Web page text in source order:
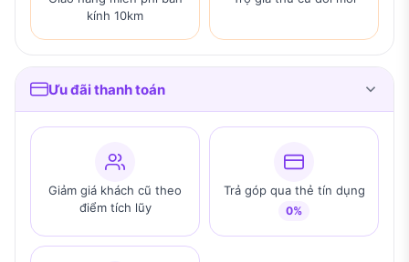
kính 10km
Ưu đãi thanh toán
Giảm giá khách cũ theo
điểm tích lũy
Trả góp qua thẻ tín dụng
0%